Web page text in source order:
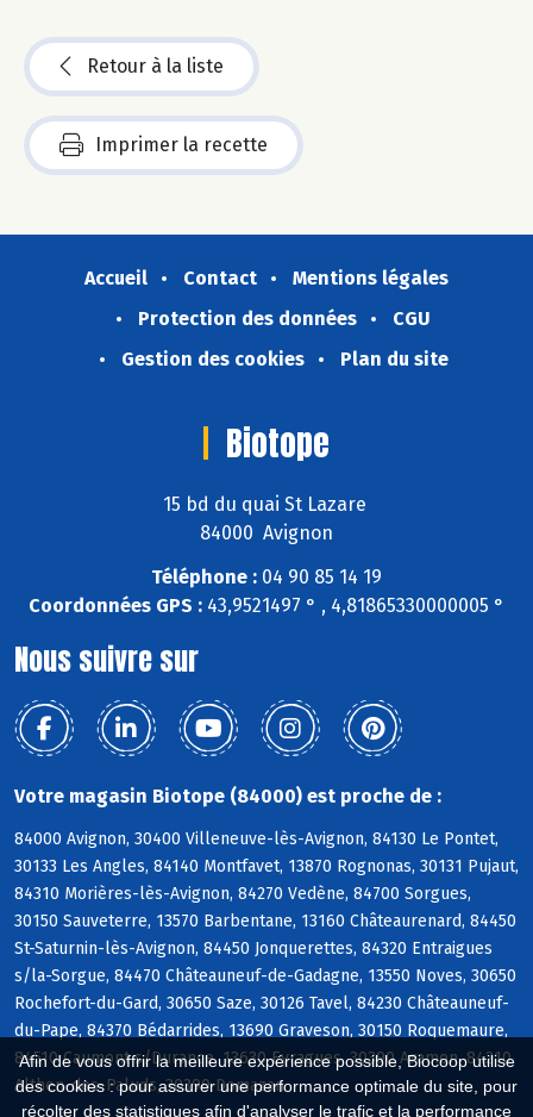
Afin de vous offrir la meilleure expérience possible, Biocoop utilise
des cookies : pour assurer une performance optimale du site, pour
récolter des statistiques afin d'analyser le trafic et la performance
Retour à la liste
Imprimer la recette
Accueil Contact
Mentions légales
Protection des données
CGU
Gestion des cookies
Plan du site
Biotope
15 bd du quai St Lazare
84000 Avignon
Téléphone : 04 90 85 14 19
Coordonnées GPS : 43,9521497 ° , 4,81865330000005 °
Nous suivre sur
Votre magasin Biotope (84000) est proche de :
84000 Avignon, 30400 Villeneuve-lès-Avignon, 84130 Le Pontet,
30133 Les Angles, 84140 Montfavet, 13870 Rognonas, 30131 Pujaut,
84310 Morières-lès-Avignon, 84270 Vedène, 84700 Sorgues,
30150 Sauveterre, 13570 Barbentane, 13160 Châteaurenard, 84450
St-Saturnin-lès-Avignon, 84450 Jonquerettes, 84320 Entraigues
s/la-Sorgue, 84470 Châteauneuf-de-Gadagne, 13550 Noves, 30650
Rochefort-du-Gard, 30650 Saze, 30126 Tavel, 84230 Châteauneuf-
du-Pape, 84370 Bédarrides, 13690 Graveson, 30150 Roquemaure,
84510 Caumont s/Durance, 13630 Eyragues, 30390 Aramon, 84210
Althen-des-Paluds, 30390 Domazan